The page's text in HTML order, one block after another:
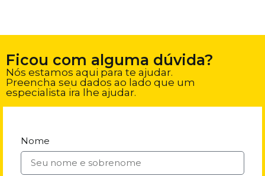
Ficou com alguma dúvida?
Nós estamos aqui para te ajudar.
Preencha seu dados ao lado que um
especialista ira lhe ajudar.
Nome